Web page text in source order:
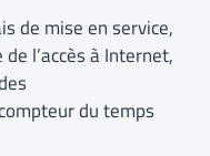
de mise en service,
l’accès à Internet,
du temps